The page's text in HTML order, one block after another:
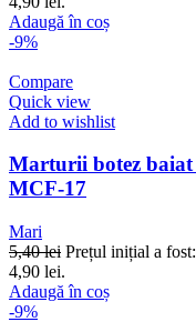
Adaugă în coș
-9%
Compare
Quick view
Add to wishlist
Marturii botez
MCF-17
Mari
5,40lei Prețul inițial a
4,90 lei.
Adaugă în coș
-9%